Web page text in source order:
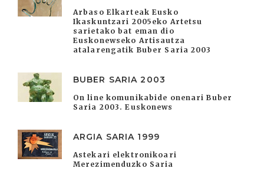
Arbaso Elkarteak Eusko
Ikaskuntzari 2005eko Artetsu
sarietako bat eman dio
Euskonewseko Artisautza
atalarengatik Buber Saria 2003
BUBER SARIA 2003
On line komunikabide onenari Buber
Saria 2003. Euskonews
ARGIA SARIA 1999
Astekari elektronikoari
Merezimenduzko Saria